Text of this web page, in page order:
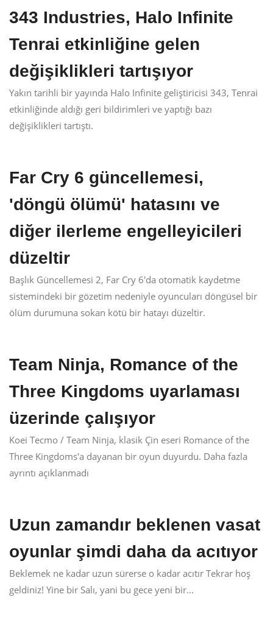
343 Industries, Halo Infinite
Tenrai etkinliğine gelen
değişiklikleri tartışıyor
Yakın tarihli bir yayında Halo Infinite geliştiricisi 343, Tenrai
etkinliğinde aldığı geri bildirimleri ve yaptığı bazı
değişiklikleri tartıştı.
Far Cry 6 güncellemesi,
'döngü ölümü' hatasını ve
diğer ilerleme engelleyicileri
düzeltir
Başlık Güncellemesi 2, Far Cry 6'da otomatik kaydetme
sistemindeki bir gözetim nedeniyle oyuncuları döngüsel bir
ölüm durumuna sokan kötü bir hatayı düzeltir.
Team Ninja, Romance of the
Three Kingdoms uyarlaması
üzerinde çalışıyor
Koei Tecmo / Team Ninja, klasik Çin eseri Romance of the
Three Kingdoms'a dayanan bir oyun duyurdu. Daha fazla
ayrıntı açıklanmadı
Uzun zamandır beklenen vasat
oyunlar şimdi daha da acıtıyor
Beklemek ne kadar uzun sürerse o kadar acıtır Tekrar hoş
geldiniz! Yine bir Salı, yani bu gece yeni bir...